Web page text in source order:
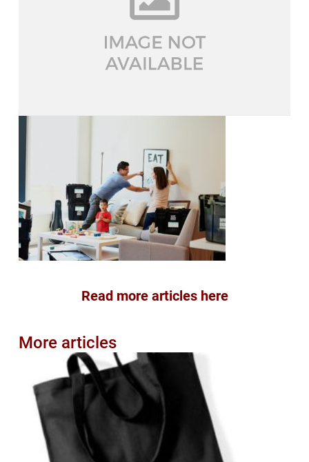
Read more articles here
More articles